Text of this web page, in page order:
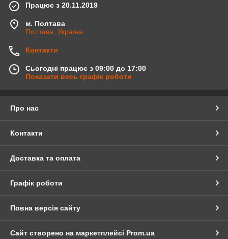
Працює з 20.11.2019
м. Полтава
Полтава, Україна
Контакти
Сьогодні працює з 09:00 до 17:00
Показати весь графік роботи
Про нас
Контакти
Доставка та оплата
Графік роботи
Повна версія сайту
Сайт створено на маркетплейсі Prom.ua